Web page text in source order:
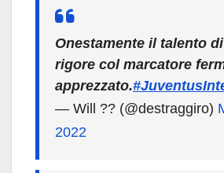
Onestamente il talento
rigore col marcatore
apprezzato.
— Will ?? (@destraggiro)
2022